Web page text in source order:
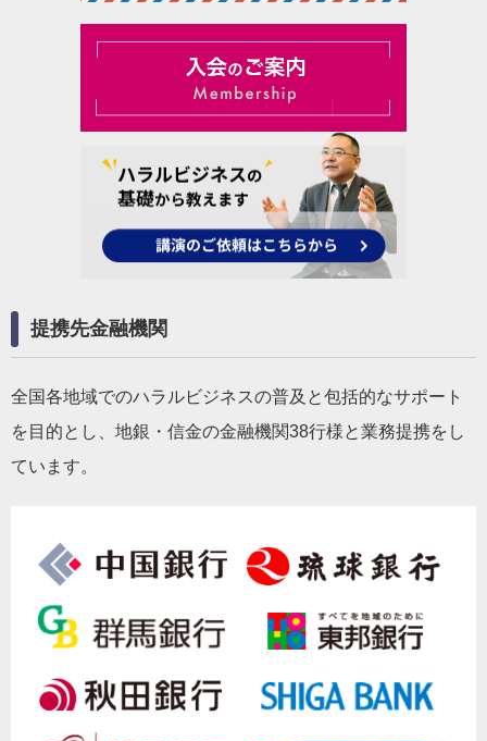
提携先金融機関
全国各地域でのハラルビジネスの普及と包括的なサポート
を目的とし、地銀・信金の金融機関38行様と業務提携をし
ています。